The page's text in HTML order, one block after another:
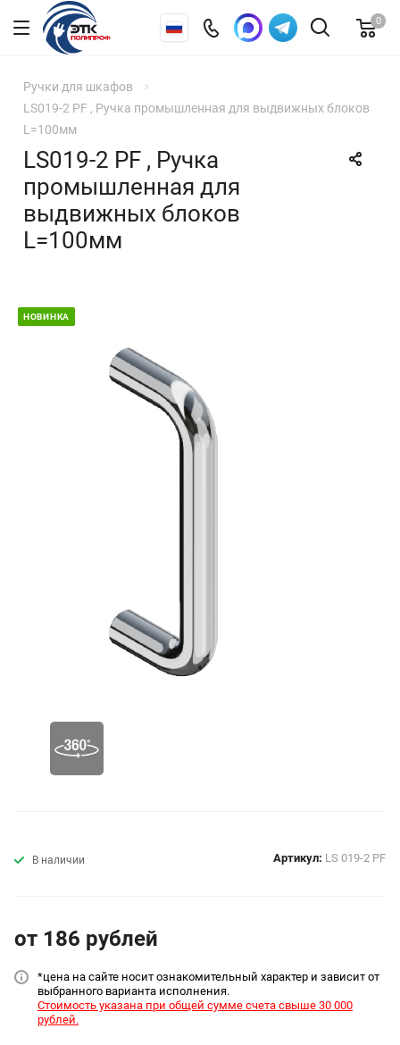
0
Ручки для шкафов
LS019-2 PF , Ручка промышленная для выдвижных блоков
L=100мм
LS019-2 PF , Ручка
промышленная для
выдвижных блоков
L=100мм
НОВИНКА
В наличии Артикул: LS 019-2 PF
от 186 рублей
*цена на сайте носит ознакомительный характер и зависит от
выбранного варианта исполнения.
Стоимость указана при общей сумме счета свыше 30 000
рублей.